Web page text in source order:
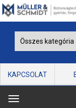
KAPCSOLAT
T